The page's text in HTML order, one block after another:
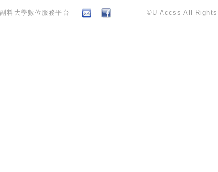
副料大學數位服務平台 | ©U-Accss.All Rights